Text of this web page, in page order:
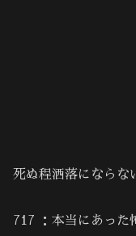
死ぬ程洒落にならな
717 ：本当にあっ